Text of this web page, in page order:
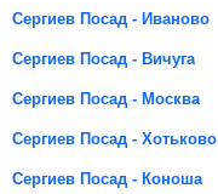
Сергиев Посад - Иваново
Сергиев Посад - Вичуга
Сергиев Посад - Москва
Сергиев Посад - Хотьково
Сергиев Посад - Коноша